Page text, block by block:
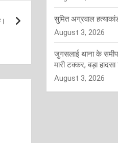
सुमित अग्रवाल
August 3, 2026
जुगसलाई थाना के
मारी टक्कर, बड़ा
August 3, 2026